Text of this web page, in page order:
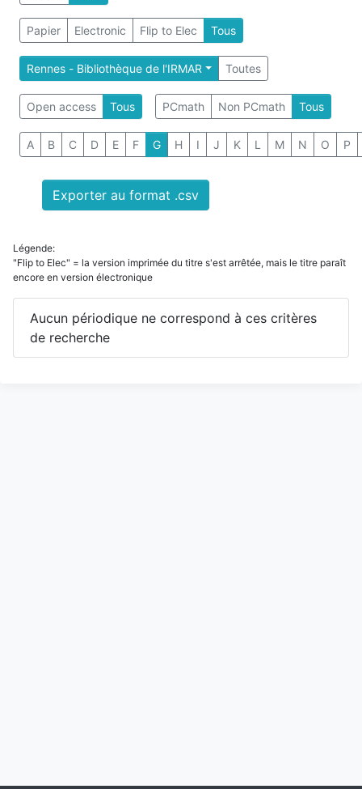
Papier Electronic Flip to Elec Tous
Rennes - Bibliothèque de l'IRMAR Toutes
Open access Tous PCmath Non PCmath Tous
A B C D E F G H I J K L M N O P
Exporter au format .csv
Légende:
"Flip to Elec" = la version imprimée du titre s'est arrêtée, mais le titre paraît
encore en version électronique
Aucun périodique ne correspond à ces critères
de recherche